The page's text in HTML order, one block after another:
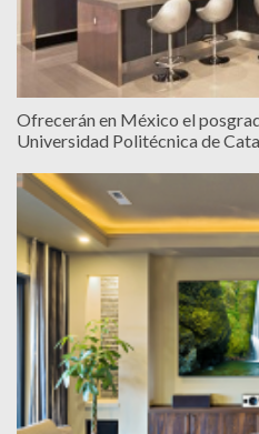
Ofrecerán en México el
Universidad Politécnica de